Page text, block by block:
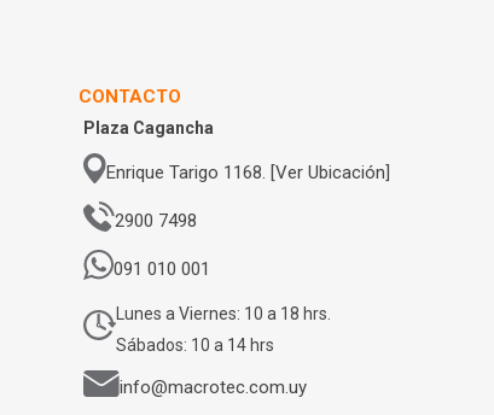
CONTACTO
Plaza Cagancha
Enrique Tarigo 1168. [Ver Ubicación]
2900 7498
091 010 001
Lunes a Viernes: 10 a 18 hrs.
Sábados: 10 a 14 hrs
info@macrotec.com.uy